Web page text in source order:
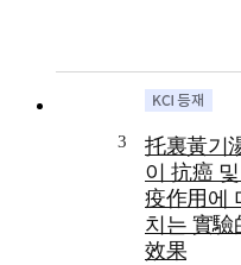
3
托裏黃기
이 抗癌
疫作用에
치는 實驗
效果